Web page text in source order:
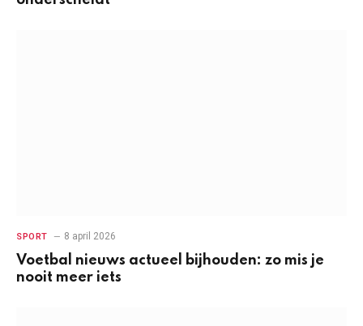
SPORT 8 april 2026
Voetbal nieuws actueel bijhouden: zo mis je
nooit meer iets